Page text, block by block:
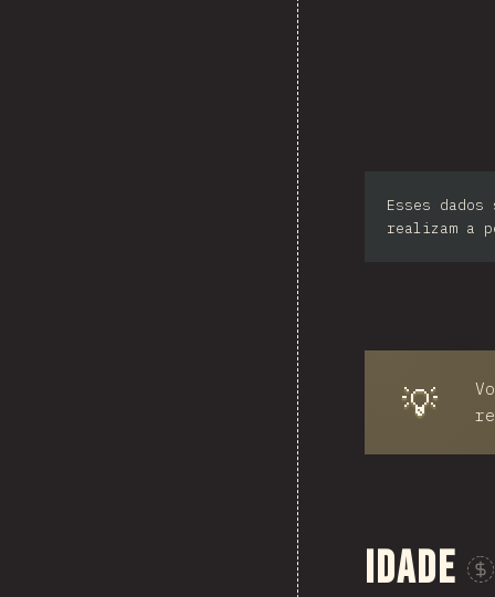
Esses
realizam a
💡
Idade